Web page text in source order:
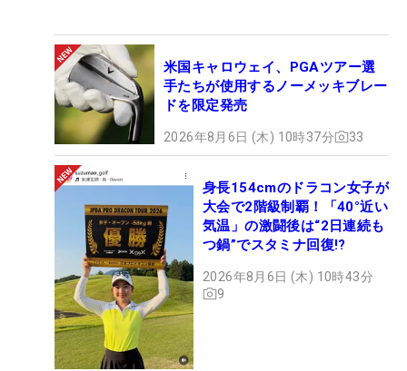
米国キャロウェイ、PGAツアー選
手たちが使用するノーメッキブレー
ドを限定発売
2026年8月6日 (木) 10時37分 33
身長154cmのドラコン女子が
大会で2階級制覇！「40°近い
気温」の激闘後は“2日連続も
つ鍋”でスタミナ回復!?
2026年8月6日 (木) 10時43分
9